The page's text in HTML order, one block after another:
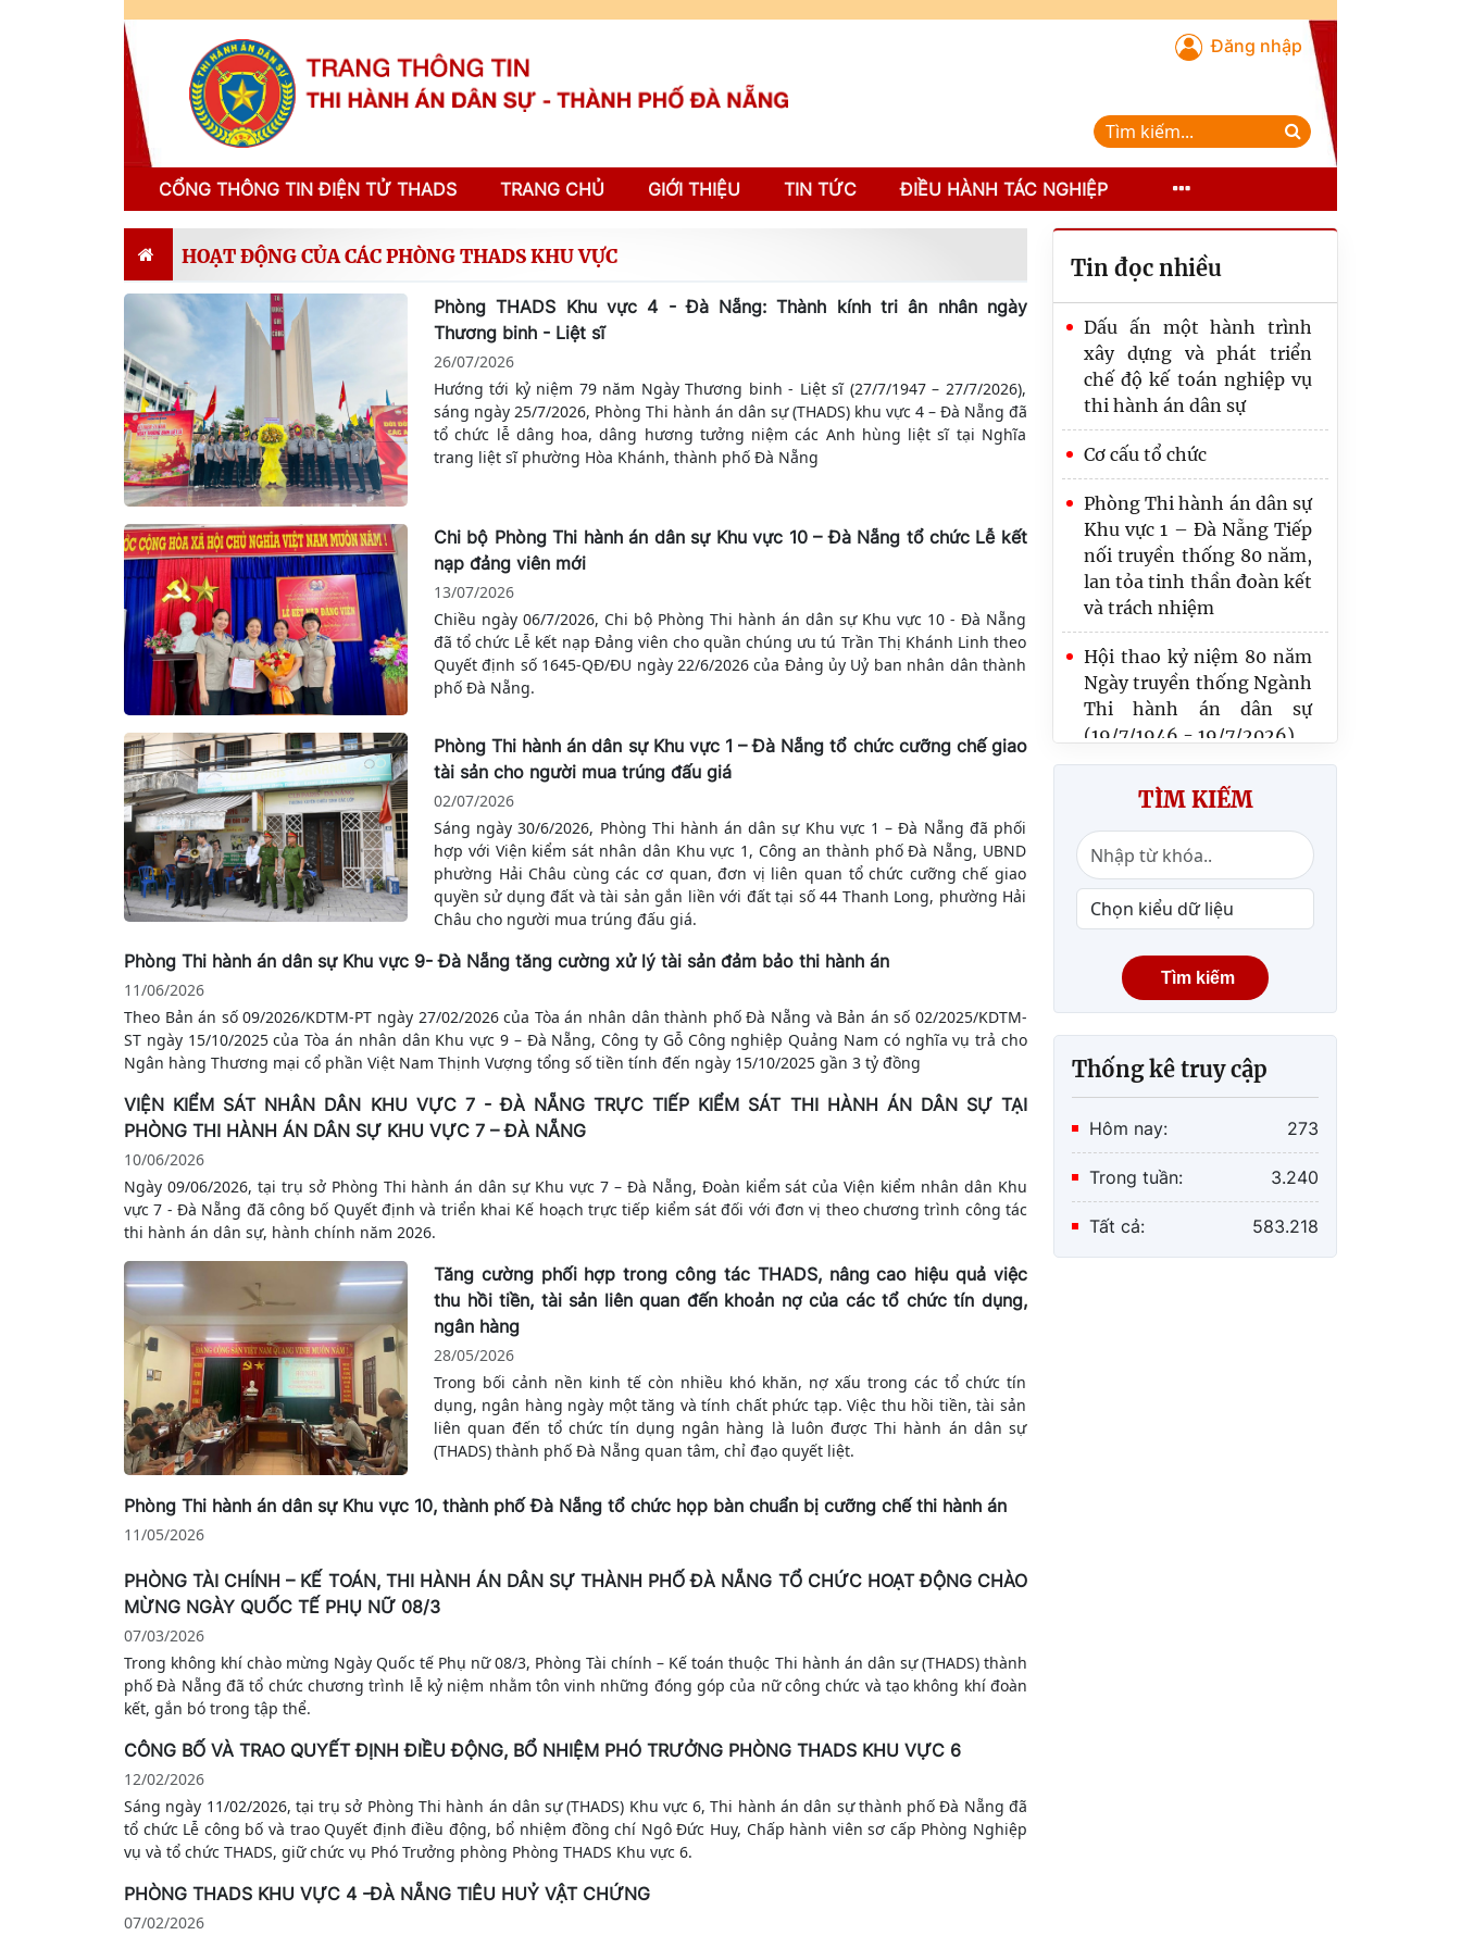
Đăng nhập
CỔNG THÔNG TIN ĐIỆN TỬ THADS TRANG CHỦ GIỚI THIỆU TIN TỨC ĐIỀU HÀNH TÁC NGHIỆP
HOẠT ĐỘNG CỦA CÁC PHÒNG THADS KHU VỰC
Phòng THADS Khu vực 4 - Đà Nẵng: Thành kính tri ân nhân ngày
Thương binh - Liệt sĩ
26/07/2026
Hướng tới kỷ niệm 79 năm Ngày Thương binh - Liệt sĩ (27/7/1947 – 27/7/2026),
sáng ngày 25/7/2026, Phòng Thi hành án dân sự (THADS) khu vực 4 – Đà Nẵng đã
tổ chức lễ dâng hoa, dâng hương tưởng niệm các Anh hùng liệt sĩ tại Nghĩa
trang liệt sĩ phường Hòa Khánh, thành phố Đà Nẵng
Chi bộ Phòng Thi hành án dân sự Khu vực 10 – Đà Nẵng tổ chức Lễ kết
nạp đảng viên mới
13/07/2026
Chiều ngày 06/7/2026, Chi bộ Phòng Thi hành án dân sự Khu vực 10 - Đà Nẵng
đã tổ chức Lễ kết nạp Đảng viên cho quần chúng ưu tú Trần Thị Khánh Linh theo
Quyết định số 1645-QĐ/ĐU ngày 22/6/2026 của Đảng ủy Uỷ ban nhân dân thành
phố Đà Nẵng.
Phòng Thi hành án dân sự Khu vực 1 – Đà Nẵng tổ chức cưỡng chế giao
tài sản cho người mua trúng đấu giá
02/07/2026
Sáng ngày 30/6/2026, Phòng Thi hành án dân sự Khu vực 1 – Đà Nẵng đã phối
hợp với Viện kiểm sát nhân dân Khu vực 1, Công an thành phố Đà Nẵng, UBND
phường Hải Châu cùng các cơ quan, đơn vị liên quan tổ chức cưỡng chế giao
quyền sử dụng đất và tài sản gắn liền với đất tại số 44 Thanh Long, phường Hải
Châu cho người mua trúng đấu giá.
Phòng Thi hành án dân sự Khu vực 9- Đà Nẵng tăng cường xử lý tài sản đảm bảo thi hành án
11/06/2026
Theo Bản án số 09/2026/KDTM-PT ngày 27/02/2026 của Tòa án nhân dân thành phố Đà Nẵng và Bản án số 02/2025/KDTM-
ST ngày 15/10/2025 của Tòa án nhân dân Khu vực 9 – Đà Nẵng, Công ty Gỗ Công nghiệp Quảng Nam có nghĩa vụ trả cho
Ngân hàng Thương mại cổ phần Việt Nam Thịnh Vượng tổng số tiền tính đến ngày 15/10/2025 gần 3 tỷ đồng
VIỆN KIỂM SÁT NHÂN DÂN KHU VỰC 7 - ĐÀ NẴNG TRỰC TIẾP KIỂM SÁT THI HÀNH ÁN DÂN SỰ TẠI
PHÒNG THI HÀNH ÁN DÂN SỰ KHU VỰC 7 – ĐÀ NẴNG
10/06/2026
Ngày 09/06/2026, tại trụ sở Phòng Thi hành án dân sự Khu vực 7 – Đà Nẵng, Đoàn kiểm sát của Viện kiểm nhân dân Khu
vực 7 - Đà Nẵng đã công bố Quyết định và triển khai Kế hoạch trực tiếp kiểm sát đối với đơn vị theo chương trình công tác
thi hành án dân sự, hành chính năm 2026.
Tăng cường phối hợp trong công tác THADS, nâng cao hiệu quả việc
thu hồi tiền, tài sản liên quan đến khoản nợ của các tổ chức tín dụng,
ngân hàng
28/05/2026
Trong bối cảnh nền kinh tế còn nhiều khó khăn, nợ xấu trong các tổ chức tín
dụng, ngân hàng ngày một tăng và tính chất phức tạp. Việc thu hồi tiền, tài sản
liên quan đến tổ chức tín dụng ngân hàng là luôn được Thi hành án dân sự
(THADS) thành phố Đà Nẵng quan tâm, chỉ đạo quyết liệt.
Phòng Thi hành án dân sự Khu vực 10, thành phố Đà Nẵng tổ chức họp bàn chuẩn bị cưỡng chế thi hành án
11/05/2026
PHÒNG TÀI CHÍNH – KẾ TOÁN, THI HÀNH ÁN DÂN SỰ THÀNH PHỐ ĐÀ NẴNG TỔ CHỨC HOẠT ĐỘNG CHÀO
MỪNG NGÀY QUỐC TẾ PHỤ NỮ 08/3
07/03/2026
Trong không khí chào mừng Ngày Quốc tế Phụ nữ 08/3, Phòng Tài chính – Kế toán thuộc Thi hành án dân sự (THADS) thành
phố Đà Nẵng đã tổ chức chương trình lễ kỷ niệm nhằm tôn vinh những đóng góp của nữ công chức và tạo không khí đoàn
kết, gắn bó trong tập thể.
CÔNG BỐ VÀ TRAO QUYẾT ĐỊNH ĐIỀU ĐỘNG, BỔ NHIỆM PHÓ TRƯỞNG PHÒNG THADS KHU VỰC 6
12/02/2026
Sáng ngày 11/02/2026, tại trụ sở Phòng Thi hành án dân sự (THADS) Khu vực 6, Thi hành án dân sự thành phố Đà Nẵng đã
tổ chức Lễ công bố và trao Quyết định điều động, bổ nhiệm đồng chí Ngô Đức Huy, Chấp hành viên sơ cấp Phòng Nghiệp
vụ và tổ chức THADS, giữ chức vụ Phó Trưởng phòng Phòng THADS Khu vực 6.
PHÒNG THADS KHU VỰC 4 -ĐÀ NẴNG TIÊU HUỶ VẬT CHỨNG
07/02/2026
Tin đọc nhiều
Dấu ấn một hành trình
xây dựng và phát triển
chế độ kế toán nghiệp vụ
thi hành án dân sự
Cơ cấu tổ chức
Phòng Thi hành án dân sự
Khu vực 1 – Đà Nẵng Tiếp
nối truyền thống 80 năm,
lan tỏa tinh thần đoàn kết
và trách nhiệm
Hội thao kỷ niệm 80 năm
Ngày truyền thống Ngành
Thi hành án dân sự
(19/7/1946 - 19/7/2026)
PHÒNG THI HÀNH ÁN
DÂN SỰ KHU VỰC 3 THI
ĐUA LẬP THÀNH TÍCH
HƯỚNG TỚI KỶ NIỆM 80
NĂM NGÀY TRUYỀN
THỐNG THI HÀNH ÁN
THÔNG BÁO Về việc lựa
chọn tổ chức thẩm định
giá tài sản thi hành án
dân sự 2122/TB-THADS
của Thi hành án dân sự
thành phố Đà Nẵng
TÌM KIẾM
Tìm kiếm
Thống kê truy cập
Hôm nay: 273
Trong tuần: 3.240
Tất cả: 583.218